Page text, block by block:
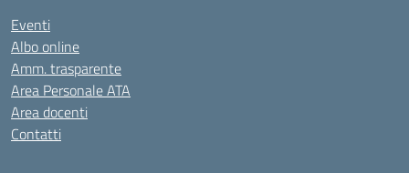
Eventi
Albo online
Amm. trasparente
Area Personale ATA
Area docenti
Contatti